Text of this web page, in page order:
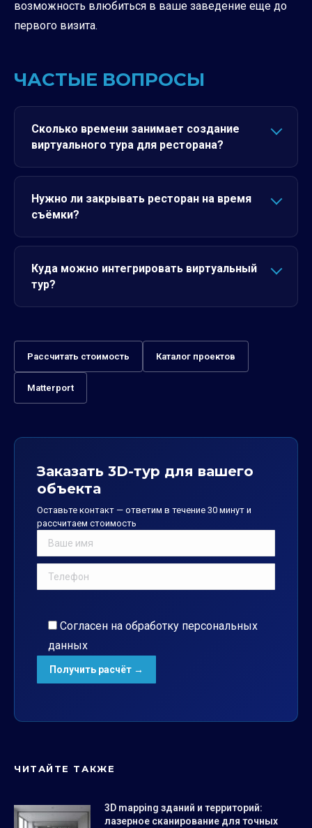
возможность влюбиться в ваше заведение еще до
первого визита.
ЧАСТЫЕ ВОПРОСЫ
Сколько времени занимает создание
виртуального тура для ресторана?
Нужно ли закрывать ресторан на время
съёмки?
Куда можно интегрировать виртуальный
тур?
Рассчитать стоимость Каталог проектов
Matterport
Заказать 3D-тур для вашего
объекта
Оставьте контакт — ответим в течение 30 минут и
рассчитаем стоимость
Согласен на обработку персональных
данных
ЧИТАЙТЕ ТАКЖЕ
3D mapping зданий и территорий:
лазерное сканирование для точных